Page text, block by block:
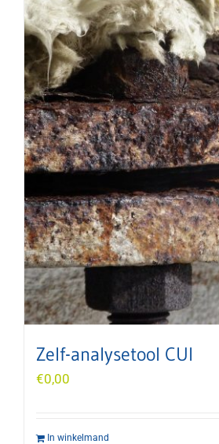
Zelf-analysetool CUI
€0,00
In winkelmand